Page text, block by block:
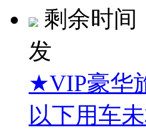
剩余时间
发
★VIP豪华
以下用车